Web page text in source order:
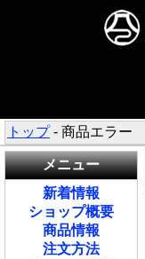
トップ- 商品エラー
メニュー
新着情報
ショップ概要
商品情報
注文方法